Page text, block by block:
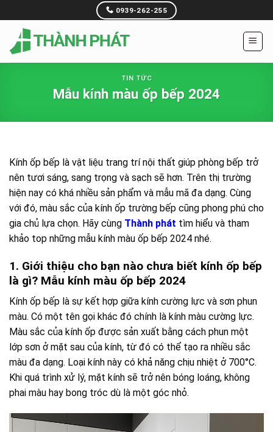
to
content
0939-262-255
TIN TỨC
Mẫu kính màu ốp bếp 2024
Kính ốp bếp là vật liệu trang trí nội thất giúp phòng bếp trở
nên tươi sáng, sang trọng và sạch sẽ hơn. Trên thị trường
hiện nay có khá nhiều sản phẩm và mẫu mã đa dạng. Cùng
với đó, màu sắc của kính ốp trường bếp cũng phong phú cho
gia chủ lựa chọn. Hãy cùng Thành phát tìm hiểu và tham
khảo top những mẫu kính màu ốp bếp 2024 nhé.
1. Giới thiệu cho bạn nào chưa biết kính ốp bếp
là gì? Mẫu kính màu ốp bếp 2024
Kính ốp bếp là sự kết hợp giữa kính cường lực và sơn phun
màu. Có một tên gọi khác đó chính là kính màu cường lực.
Màu sắc của kính ốp được sản xuất bằng cách phun một
lớp sơn ở mặt sau của kính, từ đó có thể tạo ra nhiều sắc
màu đa dạng. Loại kính này có khả năng chịu nhiệt ở 700°C.
Khi quá trình xử lý, mặt kính sẽ trở nên bóng loáng, không
phai màu hay bong tróc dù là một góc nhỏ.
Nguyễn Thị Minh - 0962907...
Đã đặt kính bếp màu vàng nhạt
37 phút trước